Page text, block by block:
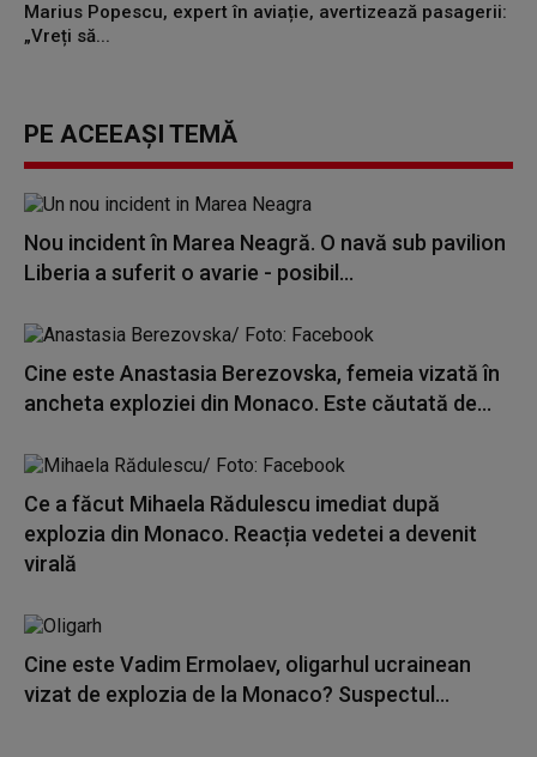
Marius Popescu, expert în aviație, avertizează pasagerii:
„Vreți să...
PE ACEEAȘI TEMĂ
Nou incident în Marea Neagră. O navă sub pavilion
Liberia a suferit o avarie - posibil...
Cine este Anastasia Berezovska, femeia vizată în
ancheta exploziei din Monaco. Este căutată de...
Ce a făcut Mihaela Rădulescu imediat după
explozia din Monaco. Reacția vedetei a devenit
virală
Cine este Vadim Ermolaev, oligarhul ucrainean
vizat de explozia de la Monaco? Suspectul...